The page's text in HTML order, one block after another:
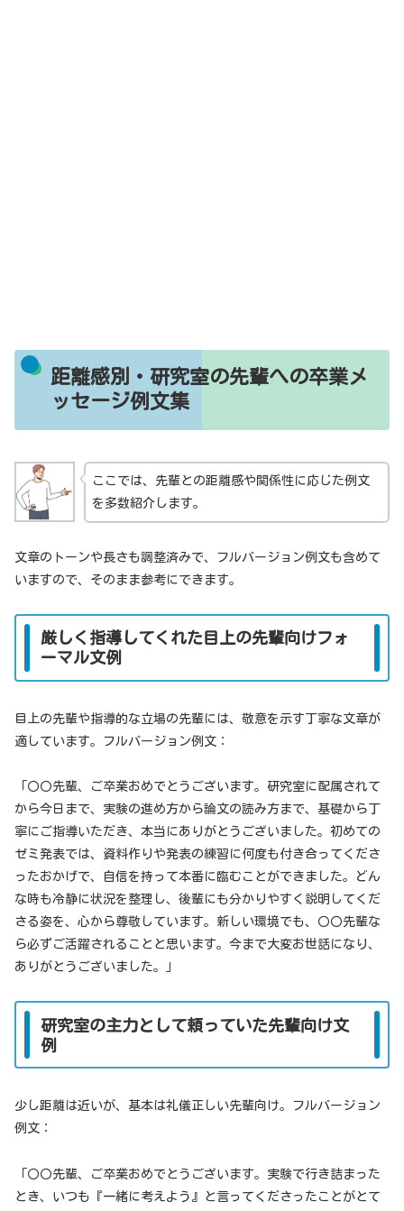
距離感別・研究室の先輩への卒業メ
ッセージ例文集
ここでは、先輩との距離感や関係性に応じた例文
を多数紹介します。
文章のトーンや長さも調整済みで、フルバージョン例文も含めて
いますので、そのまま参考にできます。
厳しく指導してくれた目上の先輩向けフォ
ーマル文例
目上の先輩や指導的な立場の先輩には、敬意を示す丁寧な文章が
適しています。フルバージョン例文：
「〇〇先輩、ご卒業おめでとうございます。研究室に配属されて
から今日まで、実験の進め方から論文の読み方まで、基礎から丁
寧にご指導いただき、本当にありがとうございました。初めての
ゼミ発表では、資料作りや発表の練習に何度も付き合ってくださ
ったおかげで、自信を持って本番に臨むことができました。どん
な時も冷静に状況を整理し、後輩にも分かりやすく説明してくだ
さる姿を、心から尊敬しています。新しい環境でも、〇〇先輩な
ら必ずご活躍されることと思います。今まで大変お世話になり、
ありがとうございました。」
研究室の主力として頼っていた先輩向け文
例
少し距離は近いが、基本は礼儀正しい先輩向け。フルバージョン
例文：
「〇〇先輩、ご卒業おめでとうございます。実験で行き詰まった
とき、いつも『一緒に考えよう』と言ってくださったことがとて